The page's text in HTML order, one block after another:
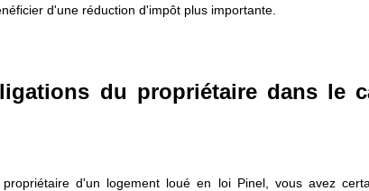
d'une réduction d'impôt plus importante.
du propriétaire dans le
d'un logement loué en loi Pinel, vous avez